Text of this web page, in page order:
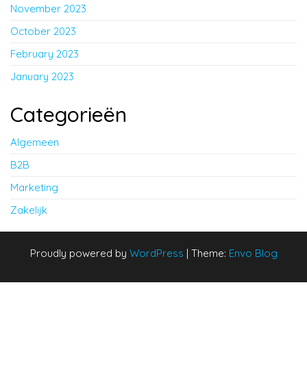
November 2023
October 2023
February 2023
January 2023
Categorieën
Algemeen
B2B
Marketing
Zakelijk
Proudly powered by WordPress | Theme: Envo Blog